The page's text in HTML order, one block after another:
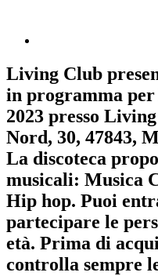
Living Club
in programma per
2023 presso
Nord, 30, 47843,
La discoteca
musicali: Musica
Hip hop. Puoi
partecipare le
età. Prima di
controlla sempre